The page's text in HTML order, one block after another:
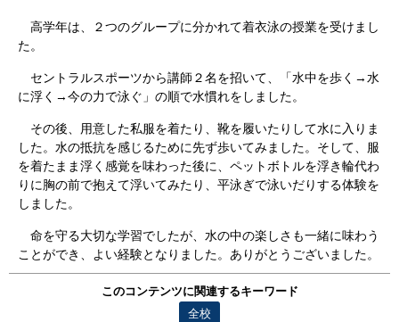
高学年は、２つのグループに分かれて着衣泳の授業を受けまし
た。
セントラルスポーツから講師２名を招いて、「水中を歩く→水
に浮く→今の力で泳ぐ」の順で水慣れをしました。
その後、用意した私服を着たり、靴を履いたりして水に入りま
した。水の抵抗を感じるために先ず歩いてみました。そして、服
を着たまま浮く感覚を味わった後に、ペットボトルを浮き輪代わ
りに胸の前で抱えて浮いてみたり、平泳ぎで泳いだりする体験を
しました。
命を守る大切な学習でしたが、水の中の楽しさも一緒に味わう
ことができ、よい経験となりました。ありがとうございました。
このコンテンツに関連するキーワード
全校